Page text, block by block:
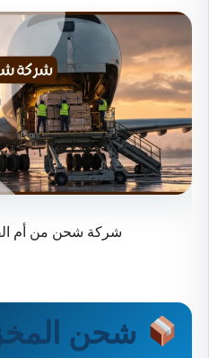
شركة شحن من أم
شحن